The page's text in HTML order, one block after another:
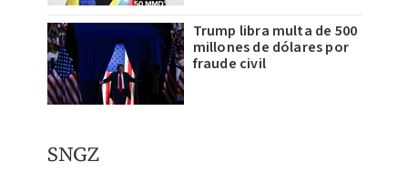
Trump libra multa de 500
millones de dólares por
fraude civil
SNGZ